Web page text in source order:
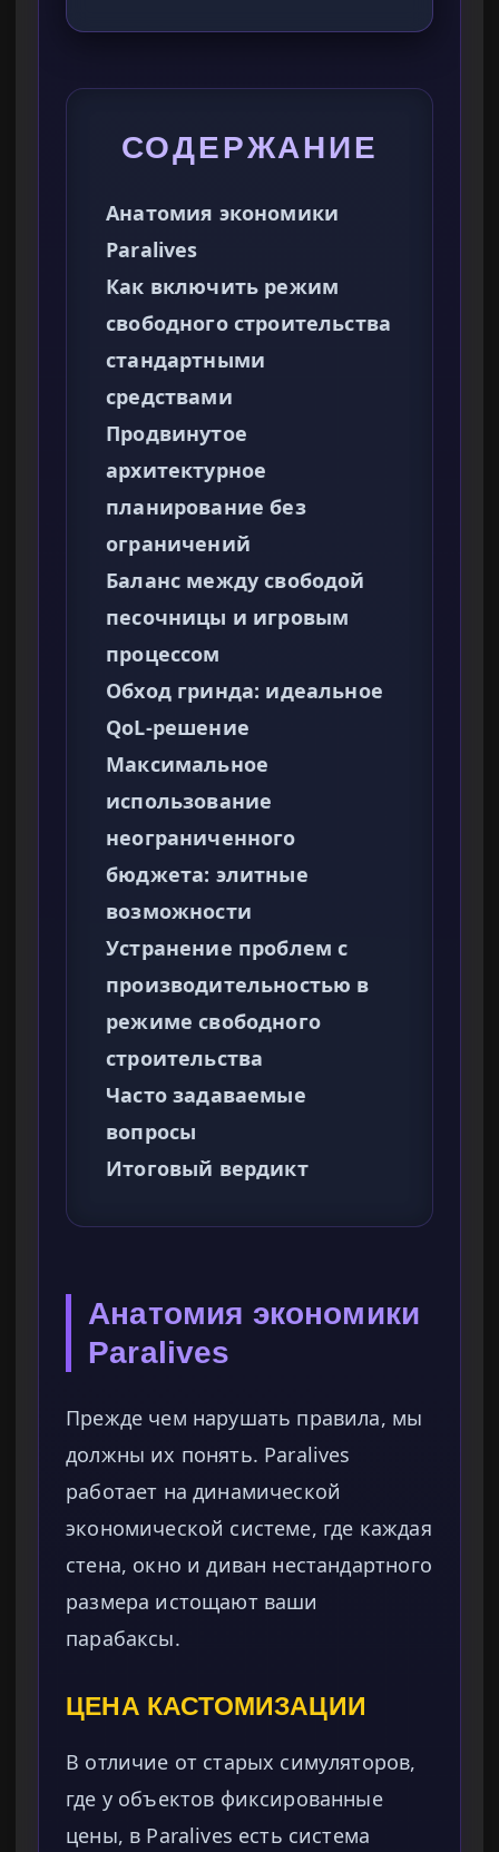
СОДЕРЖАНИЕ
Анатомия экономики
Paralives
Как включить режим
свободного строительства
стандартными
средствами
Продвинутое
архитектурное
планирование без
ограничений
Баланс между свободой
песочницы и игровым
процессом
Обход гринда: идеальное
QoL-решение
Максимальное
использование
неограниченного
бюджета: элитные
возможности
Устранение проблем с
производительностью в
режиме свободного
строительства
Часто задаваемые
вопросы
Итоговый вердикт
Анатомия экономики
Paralives
Прежде чем нарушать правила, мы
должны их понять. Paralives
работает на динамической
экономической системе, где каждая
стена, окно и диван нестандартного
размера истощают ваши
парабаксы.
ЦЕНА КАСТОМИЗАЦИИ
В отличие от старых симуляторов,
где у объектов фиксированные
цены, в Paralives есть система